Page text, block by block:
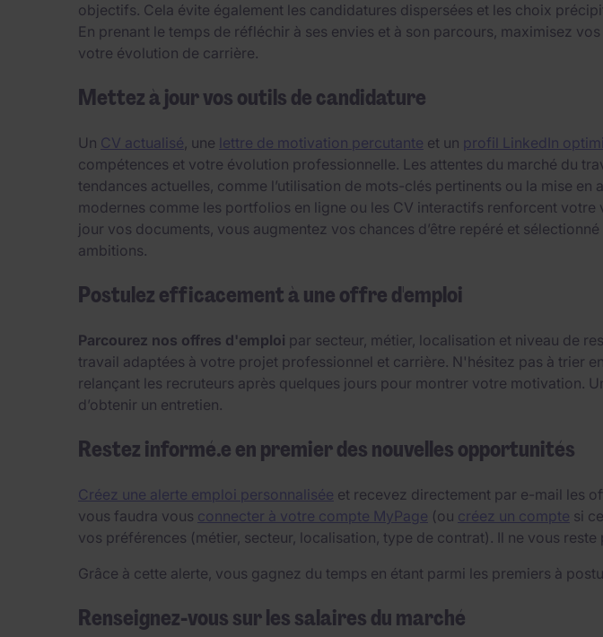
objectifs. Cela évite également les candidatures dispersées et les choix
En prenant le temps de réfléchir à ses envies et à son parcours, maximisez
votre évolution de carrière.
Mettez à jour vos outils de candidature
Un CV actualisé, une lettre de motivation percutante et un profil LinkedIn
compétences et votre évolution professionnelle. Les attentes du marché du
tendances actuelles, comme l’utilisation de mots-clés pertinents ou la mise en
modernes comme les portfolios en ligne ou les CV interactifs renforcent
jour vos documents, vous augmentez vos chances d’être repéré et
ambitions.
Postulez efficacement à une offre d'emploi
Parcourez nos offres d'emploi par secteur, métier, localisation et niveau de
travail adaptées à votre projet professionnel et carrière. N'hésitez pas à trier
relançant les recruteurs après quelques jours pour montrer votre motivation.
d’obtenir un entretien.
Restez informé.e en premier des nouvelles opportunités
Créez une alerte emploi personnalisée et recevez directement par e-mail les
vous faudra vous connecter à votre compte MyPage (ou créez un compte si
vos préférences (métier, secteur, localisation, type de contrat). Il ne vous reste
Grâce à cette alerte, vous gagnez du temps en étant parmi les premiers à
Renseignez-vous sur les salaires du marché